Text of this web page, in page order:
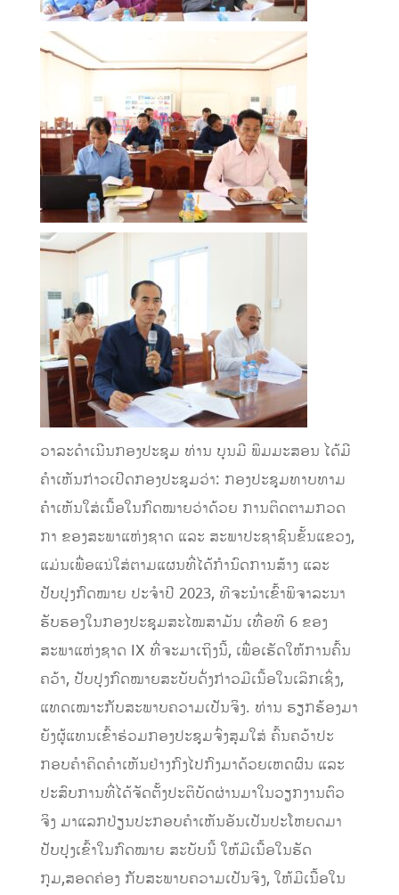
ວາລະດໍາເນີນກອງປະຊຸມ ທ່ານ ບຸນມີ ພິມມະສອນ ໄດ້ມີ
ຄໍາເຫັນກ່າວເປີດກອງປະຊຸມວ່າ: ກອງປະຊຸມທາບທາມ
ຄໍາເຫັນໃສ່ເນື້ອໃນກົດໝາຍວ່າດ້ວຍ ການຕິດຕາມກວດ
ກາ ຂອງສະພາແຫ່ງຊາດ ແລະ ສະພາປະຊາຊົນຂັ້ນແຂວງ,
ແມ່ນເພື່ອແນ່ໃສ່ຕາມແຜນທີ່ໄດ້ກຳນົດການສ້າງ ແລະ
ປັບປຸງກົດໝາຍ ປະຈໍາປີ 2023, ທີຈະນໍາເຂົ້າພິຈາລະນາ
ຮັບຮອງໃນກອງປະຊຸມສະໄໝສາມັນ ເທື່ອທີ 6 ຂອງ
ສະພາແຫ່ງຊາດ IX ທີ່ຈະມາເຖິງນີ້, ເພື່ອເຮັດໃຫ້ການຄົ້ນ
ຄວ້າ, ປັບປຸງກົດໝາຍສະບັບດັ່ງກ່າວມີເນື້ອໃນເລິກເຊິ່ງ,
ແທດເໝາະກັບສະພາບຄວາມເປັນຈິງ. ທ່ານ ຮຽກຮ້ອງມາ
ຍັງຜູ້ແທນເຂົ້າຮ່ວມກອງປະຊຸມຈົ່ງສຸມໃສ່ ຄົ້ນຄວ້າປະ
ກອບຄໍາຄິດຄໍາເຫັນຢ່າງກົງໄປກົງມາດ້ວຍເຫດຜົນ ແລະ
ປະສົບການທີ່ໄດ້ຈັດຕັ້ງປະຕິບັດຜ່ານມາໃນວຽກງານຕົວ
ຈິງ ມາແລກປ່ຽນປະກອບຄໍາເຫັນອັນເປັນປະໂຫຍດມາ
ປັບປຸງເຂົ້າໃນກົດໝາຍ ສະບັບນີ້ ໃຫ້ມີເນື້ອໃນຮັດ
ກຸມ,ສອດຄ່ອງ ກັບສະພາບຄວາມເປັນຈິງ, ໃຫ້ມີເນື້ອໃນ